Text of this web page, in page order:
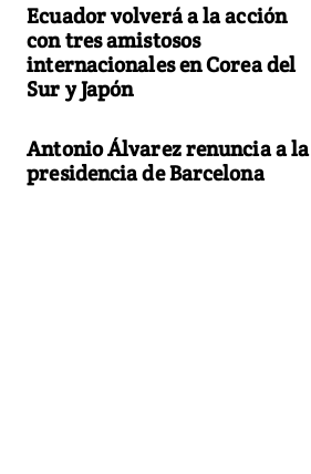
Ecuador volverá a la acción
con tres amistosos
internacionales en Corea del
Sur y Japón
Antonio Álvarez renuncia a la
presidencia de Barcelona